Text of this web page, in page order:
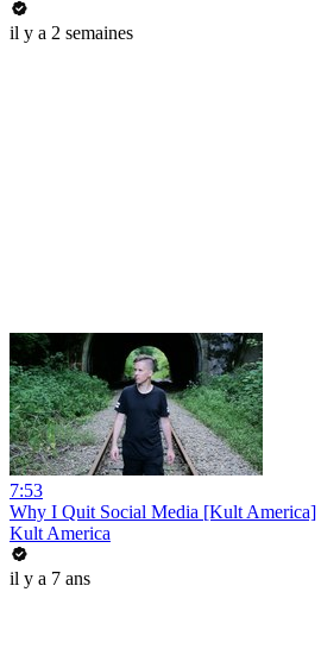
il y a 2 semaines
7:53
Why I Quit Social Media [Kult America]
Kult America
il y a 7 ans